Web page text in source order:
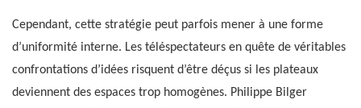
Cependant, cette stratégie peut parfois mener à une forme
d’uniformité interne. Les téléspectateurs en quête de véritables
confrontations d’idées risquent d’être déçus si les plateaux
deviennent des espaces trop homogènes. Philippe Bilger